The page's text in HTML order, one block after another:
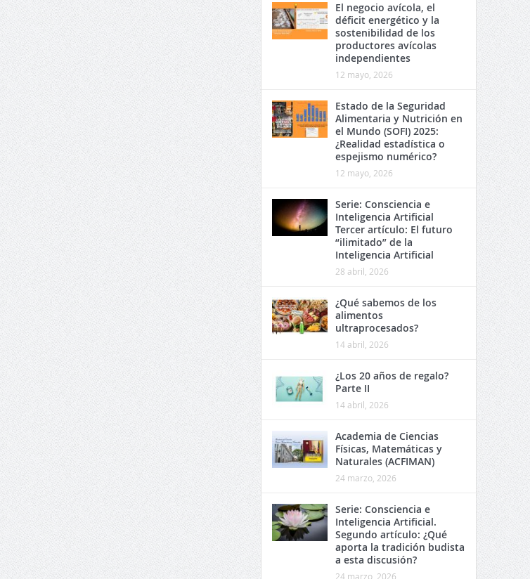
El negocio avícola, el
déficit energético y la
sostenibilidad de los
productores avícolas
independientes
12 mayo, 2026
Estado de la Seguridad
Alimentaria y Nutrición en
el Mundo (SOFI) 2025:
¿Realidad estadística o
espejismo numérico?
12 mayo, 2026
Serie: Consciencia e
Inteligencia Artificial
Tercer artículo: El futuro
“ilimitado” de la
Inteligencia Artificial
28 abril, 2026
¿Qué sabemos de los
alimentos
ultraprocesados?
14 abril, 2026
¿Los 20 años de regalo?
Parte II
14 abril, 2026
Academia de Ciencias
Físicas, Matemáticas y
Naturales (ACFIMAN)
24 marzo, 2026
Serie: Consciencia e
Inteligencia Artificial.
Segundo artículo: ¿Qué
aporta la tradición budista
a esta discusión?
24 marzo, 2026